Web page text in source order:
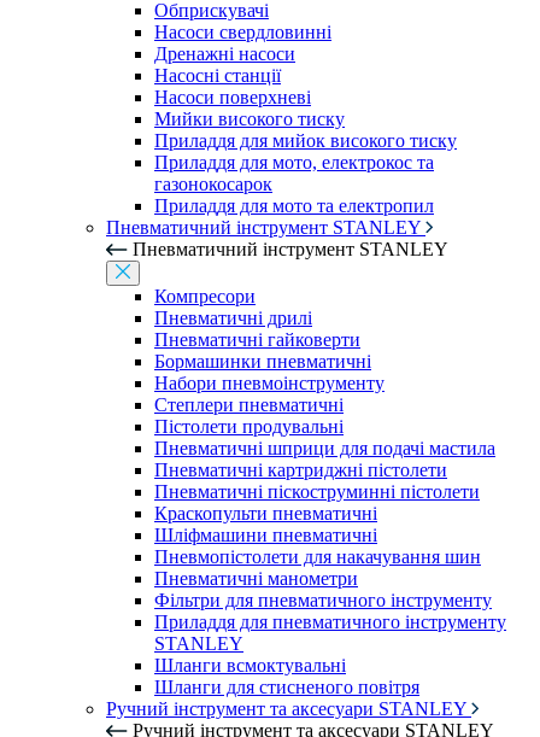
Обприскувачі
Насоси свердловинні
Дренажні насоси
Насосні станції
Насоси поверхневі
Мийки високого тиску
Приладдя для мийок високого тиску
Приладдя для мото, електрокос та
газонокосарок
Приладдя для мото та електропил
Пневматичний інструмент STANLEY
Пневматичний інструмент STANLEY
Компресори
Пневматичні дрилі
Пневматичні гайковерти
Бормашинки пневматичні
Набори пневмоінструменту
Степлери пневматичні
Пістолети продувальні
Пневматичні шприци для подачі мастила
Пневматичні картриджні пістолети
Пневматичні піскоструминні пістолети
Краскопульти пневматичні
Шліфмашини пневматичні
Пневмопістолети для накачування шин
Пневматичні манометри
Фільтри для пневматичного інструменту
Приладдя для пневматичного інструменту
STANLEY
Шланги всмоктувальні
Шланги для стисненого повітря
Ручний інструмент та аксесуари STANLEY
Ручний інструмент та аксесуари STANLEY